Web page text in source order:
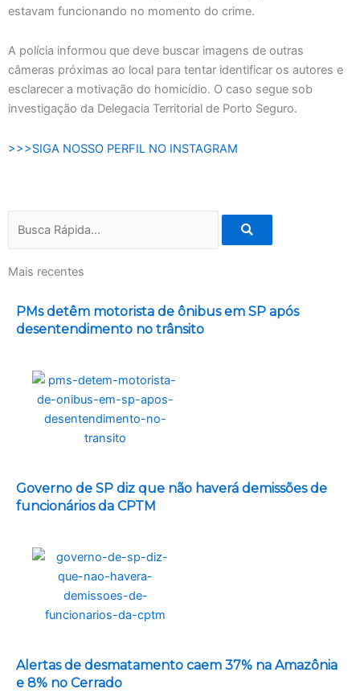
estavam funcionando no momento do crime.
A polícia informou que deve buscar imagens de outras
câmeras próximas ao local para tentar identificar os autores e
esclarecer a motivação do homicídio. O caso segue sob
investigação da Delegacia Territorial de Porto Seguro.
>>>SIGA NOSSO PERFIL NO INSTAGRAM
Mais recentes
PMs detêm motorista de ônibus em SP após
desentendimento no trânsito
Governo de SP diz que não haverá demissões de
funcionários da CPTM
Alertas de desmatamento caem 37% na Amazônia
e 8% no Cerrado